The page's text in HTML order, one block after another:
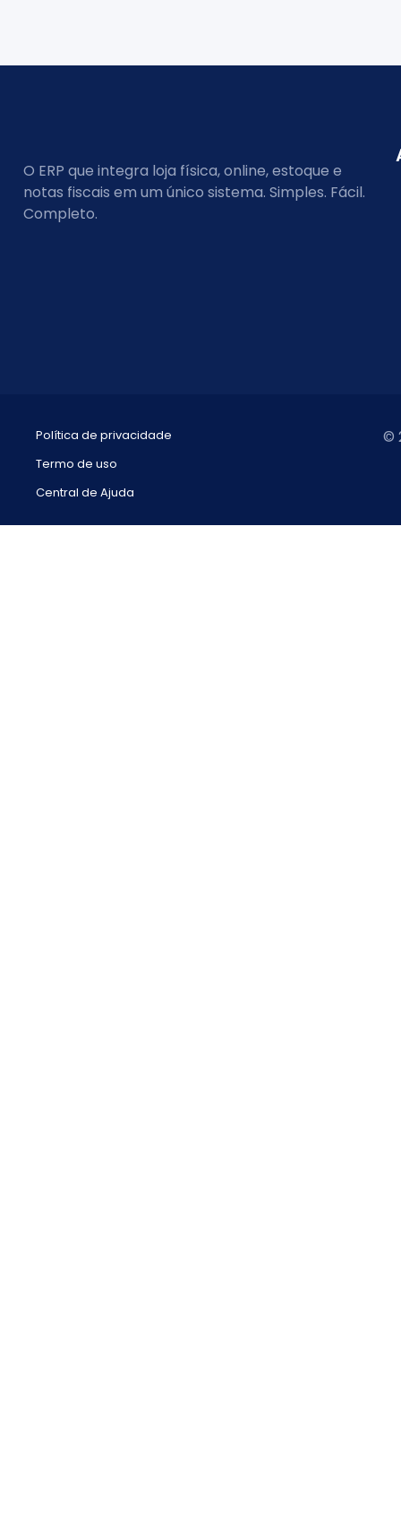
O ERP que integra loja física, online, estoque e
notas fiscais em um único sistema. Simples. Fácil.
Completo.
Política de privacidade
Termo de uso
Central de Ajuda
©